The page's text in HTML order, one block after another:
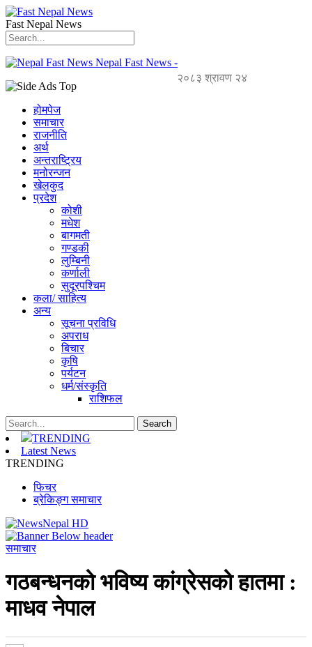
Fast Nepal News
Nepal Fast News -
२०८३ श्रावण २४
होमपेज
समाचार
राजनीति
अर्थ
अन्तराष्ट्रिय
मनोरन्जन
खेलकुद
प्रदेश
कोशी
मधेश
बागमती
गण्डकी
लुम्बिनी
कर्णाली
सुदूरपश्चिम
कला/ साहित्य
अन्य
सूचना प्रविधि
अपराध
बिचार
कृषि
पर्यटन
धर्म/संस्कृति
राशिफल
TRENDING
Latest News
TRENDING
फिचर
ब्रेकिङ्ग समाचार
समाचार
गठबन्धनको भविष्य कांग्रेसको हातमा :
माधव नेपाल